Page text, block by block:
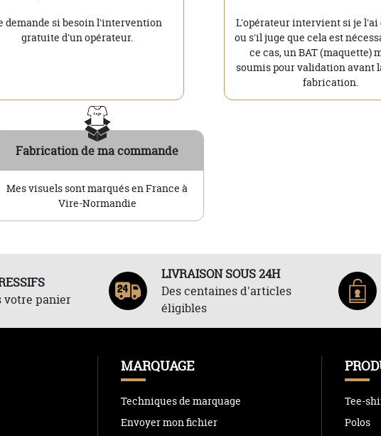
demande si besoin l'intervention
gratuite d'un opérateur.
L'opérateur intervient si je l'ai
ou s'il juge que cela est
ce cas, un BAT (maquette)
soumis pour validation avant
fabrication.
Fabrication de ma commande
Mes visuels sont marqués en France à
Vire-Normandie
votre panier
LIVRAISON SOUS 24H
Des centaines d'articles
éligibles
MARQUAGE
Techniques de marquage
Envoyer mon fichier
Tee-
Polos